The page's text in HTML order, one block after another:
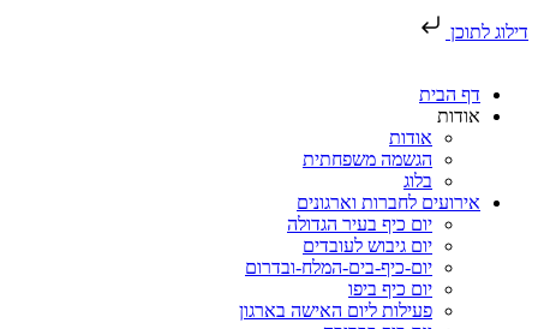
דילוג לתוכן
דף הבית
אודות
אודות
הגשמה משפחתית
בלוג
אירועים לחברות וארגונים
יום כיף בעיר הגדולה
יום גיבוש לעובדים
יום-כיף-בים-המלח-ובדרום
יום כיף ביפו
פעילות ליום האישה בארגון